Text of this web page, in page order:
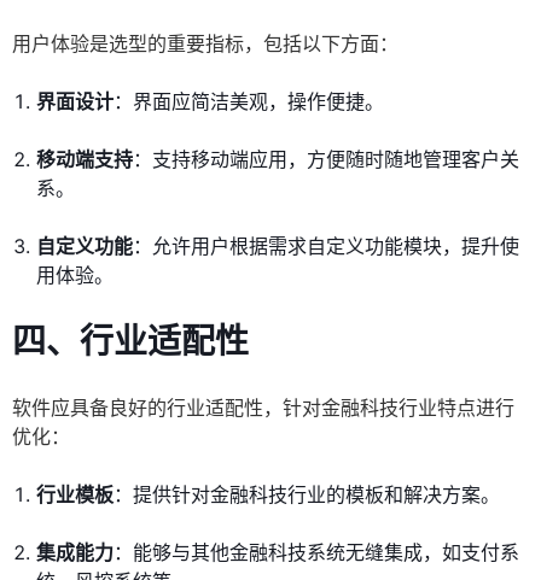
用户体验是选型的重要指标，包括以下方面：
界面设计：界面应简洁美观，操作便捷。
移动端支持：支持移动端应用，方便随时随地管理客户关
系。
自定义功能：允许用户根据需求自定义功能模块，提升使
用体验。
四、行业适配性
软件应具备良好的行业适配性，针对金融科技行业特点进行
优化：
行业模板：提供针对金融科技行业的模板和解决方案。
集成能力：能够与其他金融科技系统无缝集成，如支付系